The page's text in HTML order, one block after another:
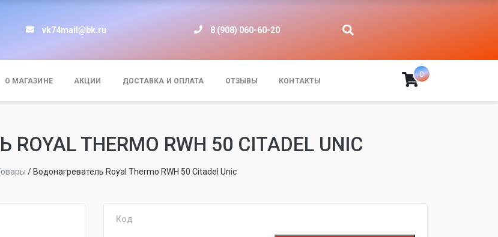
vk74mail@bk.ru 8 (908) 060-60-20
О МАГАЗИНЕ АКЦИИ ДОСТАВКА И ОПЛАТА ОТЗЫВЫ КОНТАКТЫ
0
THERMO RWH 50 CITADEL UNIC
/ Водонагреватель Royal Thermo RWH 50 Citadel Unic
Код